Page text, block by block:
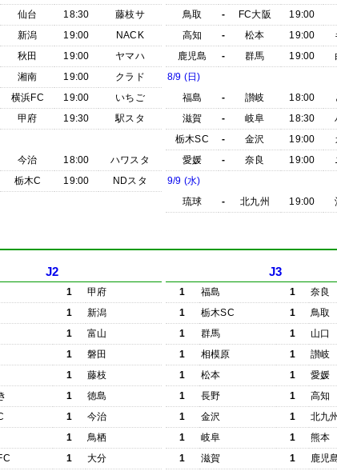
仙台 18:30
藤枝サ
新潟 19:00
NACK
秋田 19:00
ヤマハ
湘南 19:00
クラド
横浜FC 19:00
いちご
甲府 19:30
駅スタ
今治 18:00
ハワスタ
栃木C 19:00 NDスタ
鳥取
- FC大阪 19:00
高知
- 松本 19:00
鹿児島
- 群馬 19:00
8/9 (日)
福島
- 讃岐 18:00
滋賀
- 岐阜 18:30
栃木SC
- 金沢 19:00
愛媛
- 奈良 19:00
9/9 (水)
琉球
- 北九州 19:00
J2
1
甲府
1
新潟
1
富山
1
磐田
1
藤枝
1
徳島
1
今治
1
鳥栖
1 大分
J3
1 福島 1
奈良
1
栃木SC 1
鳥取
1
群馬 1
山口
1
相模原 1
讃岐
1
松本 1
愛媛
1
長野 1
高知
1
金沢 1
北九州
1
岐阜 1
熊本
1
滋賀 1 鹿児